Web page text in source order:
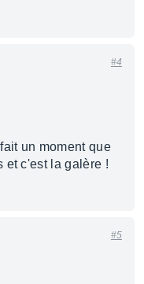
#4
un moment que
et c'est la galère !
#5